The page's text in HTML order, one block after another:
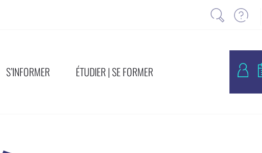
S’INFORMER ÉTUDIER | SE FORMER